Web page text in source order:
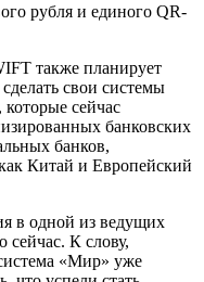
рубля и единого QR-
также планирует
свои системы
сейчас
банковских
банков,
Китай и Европейский
в одной из ведущих
сейчас. К слову,
«Мир» уже